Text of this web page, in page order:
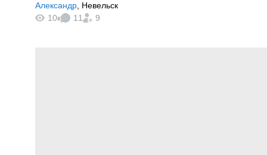
Александр Невельск
10к
11 9